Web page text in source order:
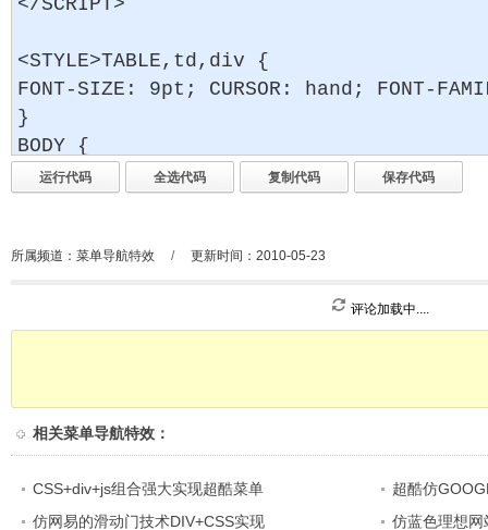
所属频道： 菜单导航特效 / 更新时间：2010-05-23
评论加载中....
相关菜单导航特效 ：
CSS+div+js组合强大实现超酷菜单
超酷仿
仿网易的滑动门技术DIV+CSS实现
仿蓝色理想